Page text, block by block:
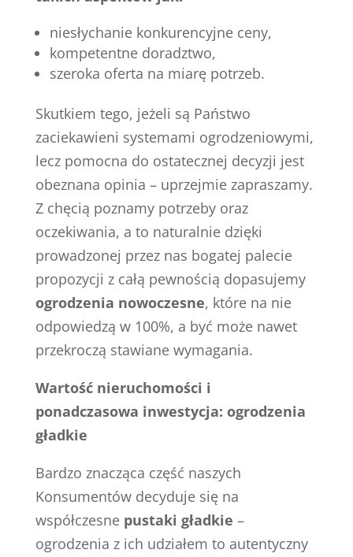
niesłychanie konkurencyjne ceny,
kompetentne doradztwo,
szeroka oferta na miarę potrzeb.
Skutkiem tego, jeżeli są Państwo
zaciekawieni systemami ogrodzeniowymi,
lecz pomocna do ostatecznej decyzji jest
obeznana opinia – uprzejmie zapraszamy.
Z chęcią poznamy potrzeby oraz
oczekiwania, a to naturalnie dzięki
prowadzonej przez nas bogatej palecie
propozycji z całą pewnością dopasujemy
ogrodzenia nowoczesne, które na nie
odpowiedzą w 100%, a być może nawet
przekroczą stawiane wymagania.
Wartość nieruchomości i
ponadczasowa inwestycja: ogrodzenia
gładkie
Bardzo znacząca część naszych
Konsumentów decyduje się na
współczesne pustaki gładkie –
ogrodzenia z ich udziałem to autentyczny